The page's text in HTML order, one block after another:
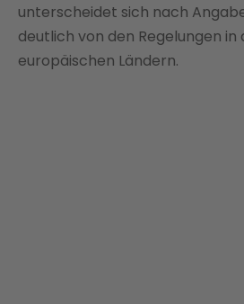
unterscheidet sich nach
deutlich von den Regelungen in
europäischen Ländern.